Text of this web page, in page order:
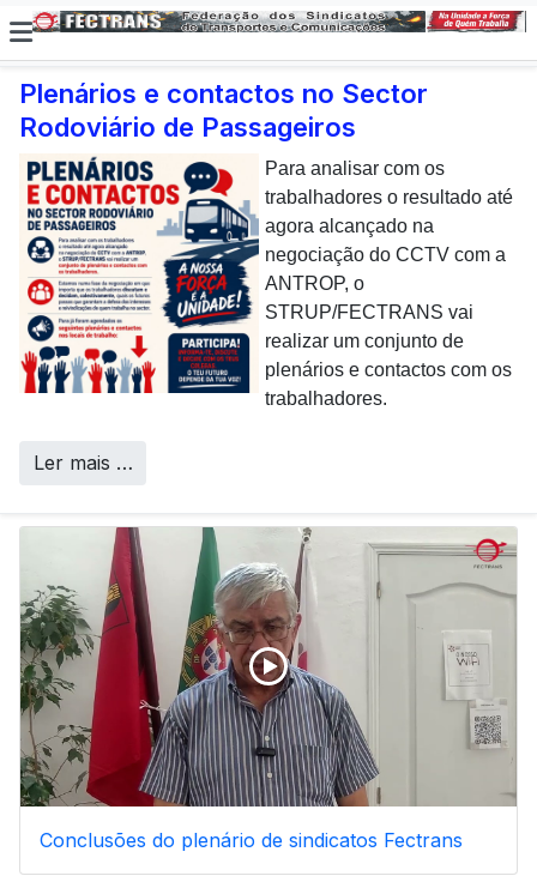
Plenários e contactos no Sector
Rodoviário de Passageiros
Para analisar com os
trabalhadores o resultado até
agora alcançado na
negociação do CCTV com a
ANTROP, o
STRUP/FECTRANS vai
realizar um conjunto de
plenários e contactos com os
trabalhadores.
Ler mais …
E não posso […] deixar de
dar uma nota de
agradecimento aos
colaboradores da CP que,
todos os dias, enfrentam com
sucesso os desafios
operacionais de manutenção
inerentes a uma frota tão
envelhecida.
Call Centers
Conclusões do plenário de sindicatos Fectrans